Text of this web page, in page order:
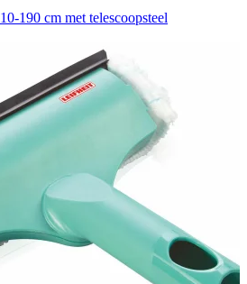
190 cm met telescoopsteel